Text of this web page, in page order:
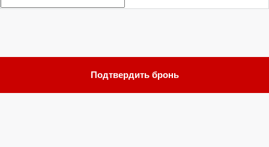
Подтвердить бронь